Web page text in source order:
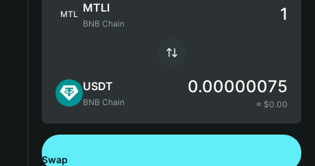
MTL MTLI
BNB Chain
USDT
BNB Chain
0.00000075
≈ $0.00
Swap